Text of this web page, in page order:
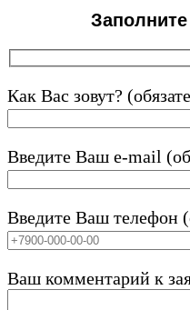
Как Вас зовут?
Введите Ваш e-mail
Введите Ваш телефон
Ваш комментарий к